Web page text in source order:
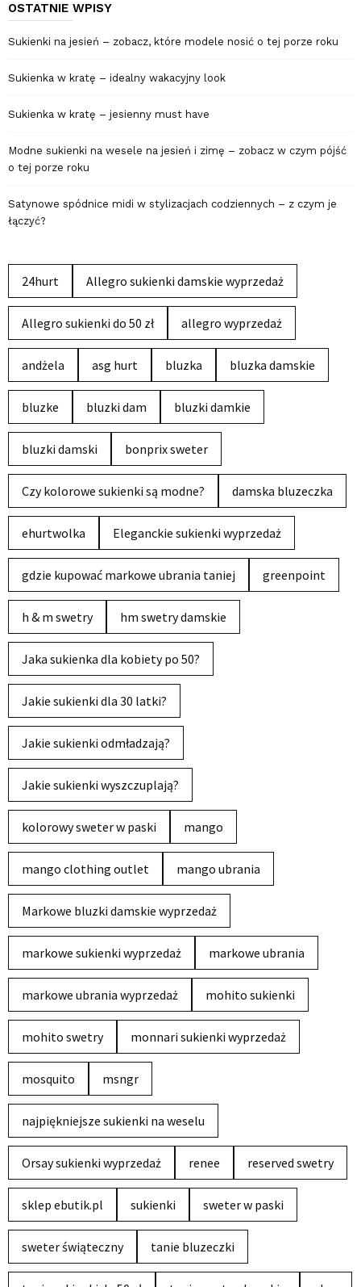
OSTATNIE WPISY
Sukienki na jesień – zobacz, które modele nosić o tej porze roku
Sukienka w kratę – idealny wakacyjny look
Sukienka w kratę – jesienny must have
Modne sukienki na wesele na jesień i zimę – zobacz w czym pójść
o tej porze roku
Satynowe spódnice midi w stylizacjach codziennych – z czym je
łączyć?
24hurt Allegro sukienki damskie wyprzedaż
Allegro sukienki do 50 zł allegro wyprzedaż
andżela asg hurt bluzka bluzka damskie
bluzke bluzki dam bluzki damkie
bluzki damski bonprix sweter
Czy kolorowe sukienki są modne? damska bluzeczka
ehurtwolka Eleganckie sukienki wyprzedaż
gdzie kupować markowe ubrania taniej greenpoint
h & m swetry hm swetry damskie
Jaka sukienka dla kobiety po 50?
Jakie sukienki dla 30 latki?
Jakie sukienki odmładzają?
Jakie sukienki wyszczuplają?
kolorowy sweter w paski mango
mango clothing outlet mango ubrania
Markowe bluzki damskie wyprzedaż
markowe sukienki wyprzedaż markowe ubrania
markowe ubrania wyprzedaż mohito sukienki
mohito swetry monnari sukienki wyprzedaż
mosquito msngr
najpiękniejsze sukienki na weselu
Orsay sukienki wyprzedaż renee reserved swetry
sklep ebutik.pl sukienki sweter w paski
sweter świąteczny tanie bluzeczki